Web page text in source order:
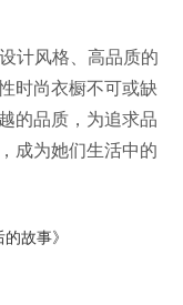
计风格、高品质的
时尚衣橱不可或缺
的品质，为追求品
成为她们生活中的
故事》